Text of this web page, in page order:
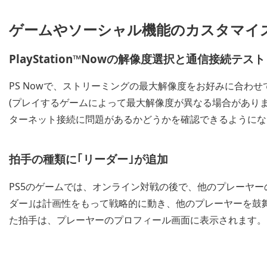
ゲームやソーシャル機能のカスタマイ
PlayStation™Nowの解像度選択と通信接続テスト
PS Nowで、ストリーミングの最大解像度をお好みに合わ
(プレイするゲームによって最大解像度が異なる場合があ
ターネット接続に問題があるかどうかを確認できるように
拍手の種類に｢リーダー｣が追加
PS5のゲームでは、オンライン対戦の後で、他のプレーヤ
ダー｣は計画性をもって戦略的に動き、他のプレーヤーを
た拍手は、プレーヤーのプロフィール画面に表示されます。